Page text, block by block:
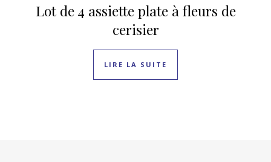
Lot de 4 assiette plate à fleurs de
cerisier
LIRE LA SUITE